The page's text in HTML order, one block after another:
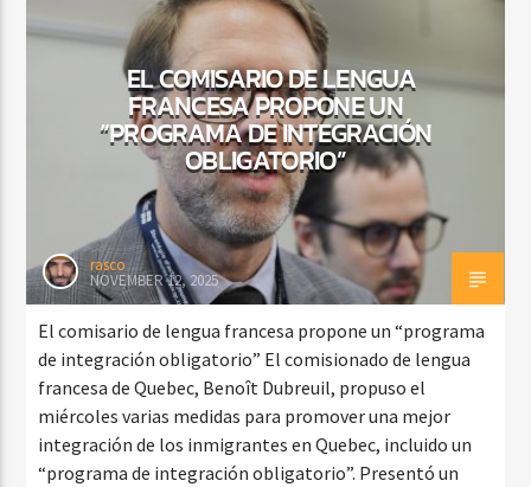
EL COMISARIO DE LENGUA
FRANCESA PROPONE UN
“PROGRAMA DE INTEGRACIÓN
OBLIGATORIO”
rasco
NOVEMBER 12, 2025
El comisario de lengua francesa propone un “programa
de integración obligatorio” El comisionado de lengua
francesa de Quebec, Benoît Dubreuil, propuso el
miércoles varias medidas para promover una mejor
integración de los inmigrantes en Quebec, incluido un
“programa de integración obligatorio”. Presentó un